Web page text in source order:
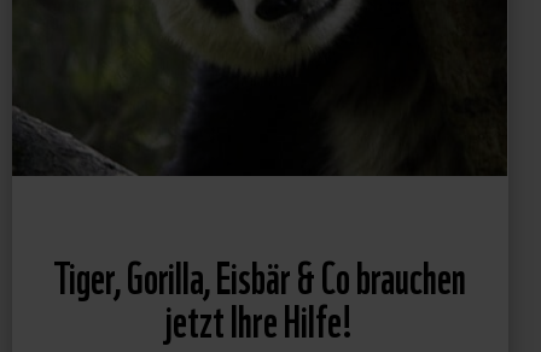
Tiger, Gorilla, Eisbär & Co brauchen
jetzt Ihre Hilfe!